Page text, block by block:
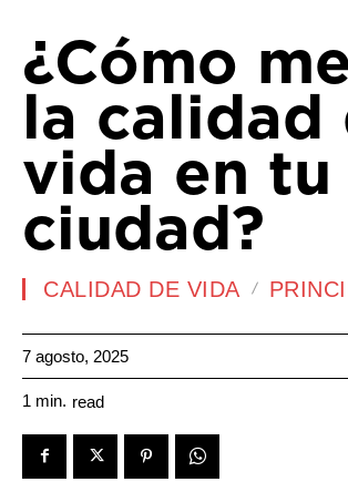
¿Cómo
la calidad
vida en tu
ciudad?
CALIDAD DE VIDA
7 agosto, 2025
1 min. read